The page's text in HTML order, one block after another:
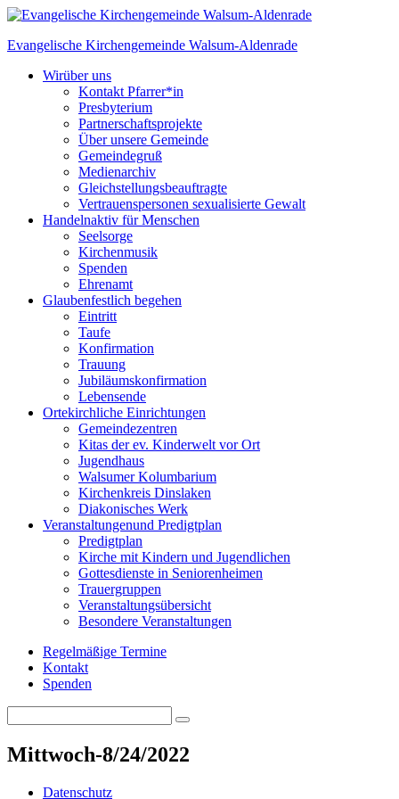
Skip
content
Evangelische Kirchengemeinde Walsum-Aldenrade
Wirüber uns
Kontakt Pfarrer*in
Presbyterium
Partnerschaftsprojekte
Über unsere Gemeinde
Gemeindegruß
Medienarchiv
Gleichstellungs­beauftragte
Vertrauenspersonen sexualisierte Gewalt
Handelnaktiv für Menschen
Seelsorge
Kirchenmusik
Spenden
Ehrenamt
Glaubenfestlich begehen
Eintritt
Taufe
Konfirmation
Trauung
Jubiläumskonfirmation
Lebensende
Ortekirchliche Einrichtungen
Gemeindezentren
Kitas der ev. Kinderwelt vor Ort
Jugendhaus
Walsumer Kolumbarium
Kirchenkreis Dinslaken
Diakonisches Werk
Veranstaltungenund Predigtplan
Predigtplan
Kirche mit Kindern und Jugendlichen
Gottesdienste in Seniorenheimen
Trauergruppen
Veranstaltungsübersicht
Besondere Veranstaltungen
Regelmäßige Termine
Kontakt
Spenden
for:
Search
Mittwoch-8/24/2022
Datenschutz